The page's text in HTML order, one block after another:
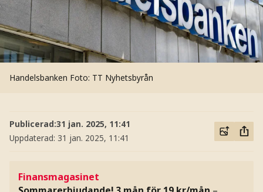
Handelsbanken Foto: TT Nyhetsbyrån
Publicerad:31 jan. 2025, 11:41
Uppdaterad: 31 jan. 2025, 11:41
Finansmagasinet